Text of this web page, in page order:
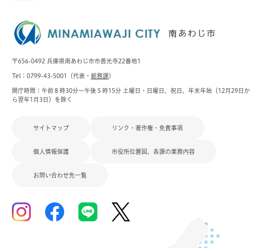
〒656-0492 兵庫県南あわじ市市善光寺22番地1
Tel：0799-43-5001（代表・ 総務課）
開庁時間：午前８時30分～午後５時15分 土曜日・日曜日、祝日、年末年始（12月29日か
ら翌年1月3日）を除く
サイトマップ リンク・著作権・免責事項
個人情報保護 市役所位置図、各課の業務内容
お問い合わせ先一覧